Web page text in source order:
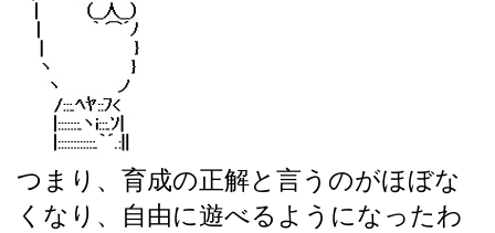
つまり、育成の正解と言うのがほぼな
くなり、自由に遊べるようになったわ